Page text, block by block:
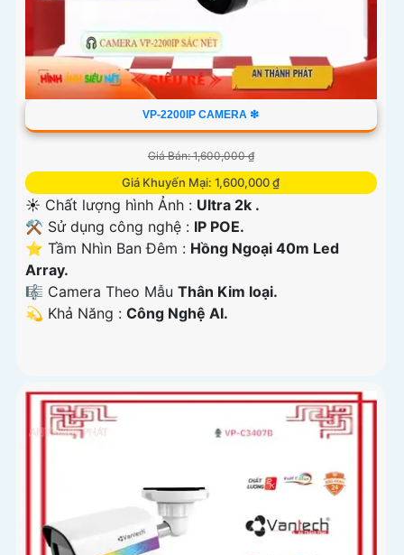
VP-2200IP CAMERA ❇
Giá Bán: 1,600,000 ₫
Giá Khuyến Mại: 1,600,000 ₫
☀️ Chất lượng hình Ảnh : Ultra 2k .
⚒ Sử dụng công nghệ : IP POE.
⭐ Tầm Nhìn Ban Đêm : Hồng Ngoại 40m Led
Array.
🎼️ Camera Theo Mẫu Thân Kim loại.
️💫 Khả Năng : Công Nghệ AI.